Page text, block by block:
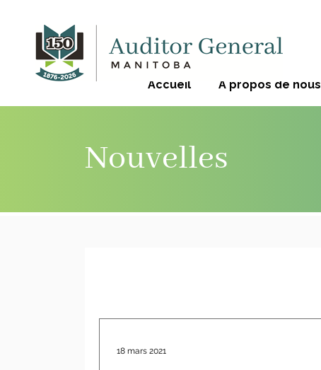
Accueil À propos de nous
Nouvelles
18 mars 2021